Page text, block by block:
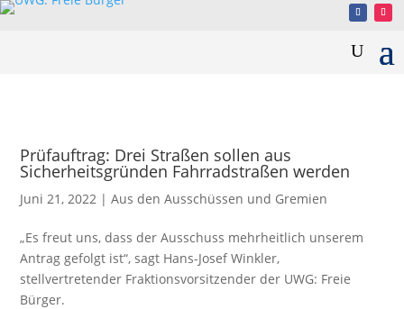
Prüfauftrag: Drei Straßen sollen aus
Sicherheitsgründen Fahrradstraßen werden
Juni 21, 2022 |Aus den Ausschüssen und Gremien
„Es freut uns, dass der Ausschuss mehrheitlich unserem
Antrag gefolgt ist“, sagt Hans-Josef Winkler,
stellvertretender Fraktionsvorsitzender der UWG: Freie
Bürger.